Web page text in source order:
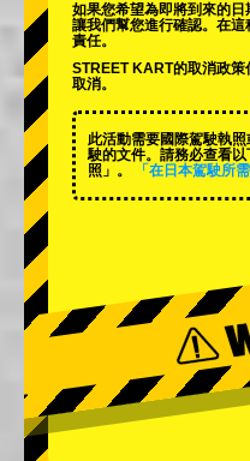
如果您希望為即將到來的
讓我們幫您進行確認。在
責任。
STREET KART的取消政
取消。
此活動需要國際駕駛執
駛的文件。請務必查看
照」。
「在日本駕駛所